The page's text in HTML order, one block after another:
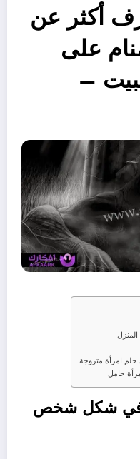
أكثر عن
على
–
امرأة متزوجة
حامل
في شكل شخص